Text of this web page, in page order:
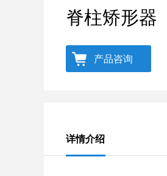
脊柱矫形器
产品咨询
详情介绍